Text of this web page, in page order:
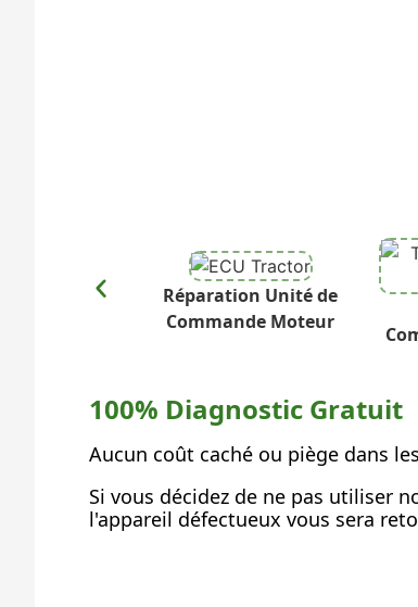
Réparation Unité de
Commande Moteur
100% Diagnostic Gratuit
Aucun coût caché ou piège dans
Si vous décidez de ne pas utiliser
l'appareil défectueux vous sera